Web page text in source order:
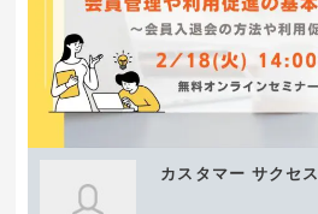
カスタマー サクセス